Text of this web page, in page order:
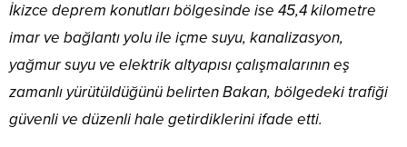
İkizce deprem konutları bölgesinde ise 45,4 kilometre
imar ve bağlantı yolu ile içme suyu, kanalizasyon,
yağmur suyu ve elektrik altyapısı çalışmalarının eş
zamanlı yürütüldüğünü belirten Bakan, bölgedeki trafiği
güvenli ve düzenli hale getirdiklerini ifade etti.